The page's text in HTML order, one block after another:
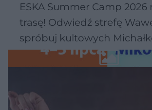
ESKA Summer Camp 2026
trasę! Odwiedź strefę
spróbuj kultowych
Wawelu